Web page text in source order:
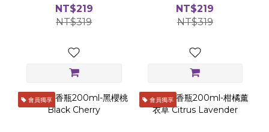
NT$219
NT$319
NT$219
NT$319
會員獨享 會員獨享